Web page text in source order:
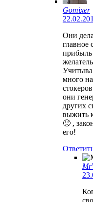
Gomixer
Они
главное
прибыль
много
они
других
выжить
🙁 ,
его!